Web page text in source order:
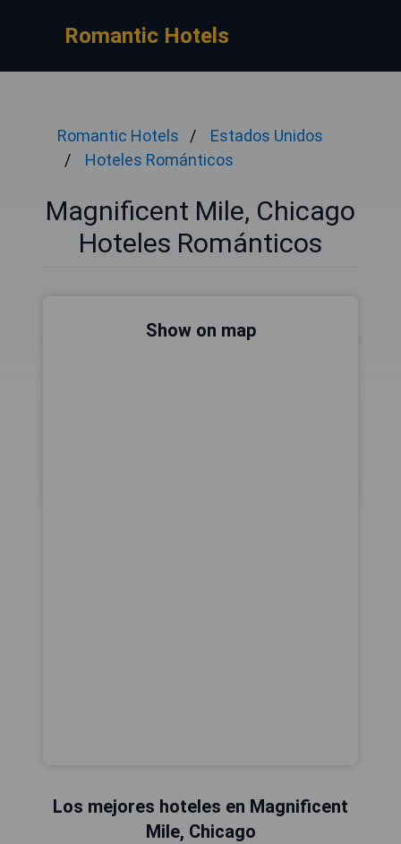
Romantic Hotels
Romantic Hotels
Estados Unidos
Hoteles Románticos
Magnificent Mile, Chicago
Hoteles Románticos
Show on map
Los mejores hoteles en Magnificent
Mile, Chicago